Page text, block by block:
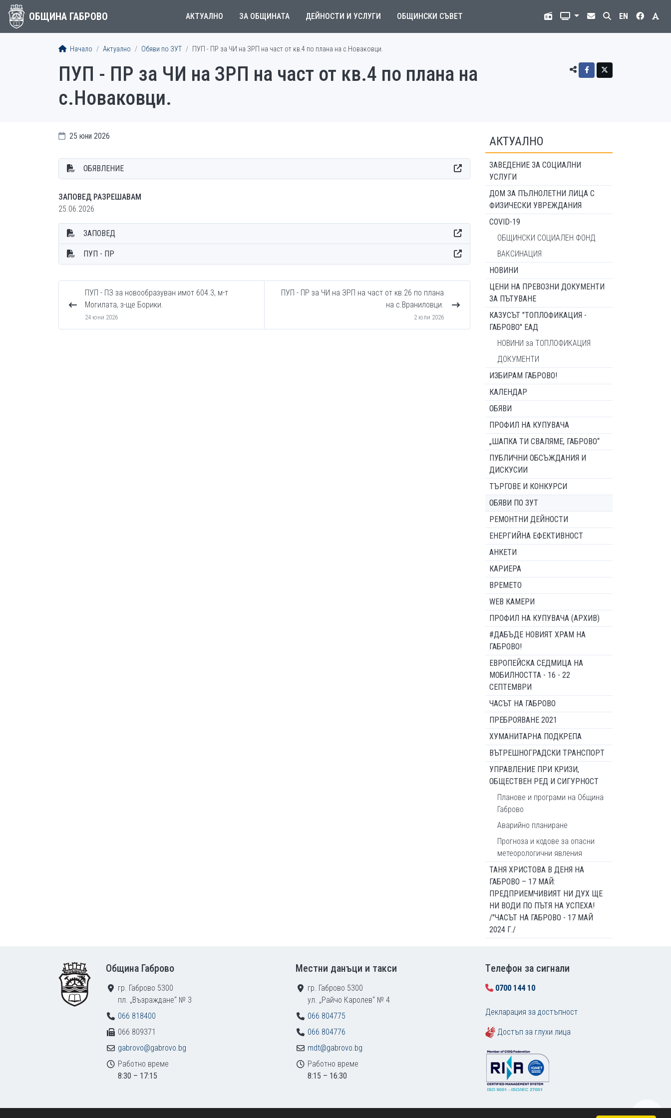
ОБЩИНА ГАБРОВО АКТУАЛНО ЗА ОБЩИНАТА ДЕЙНОСТИ И УСЛУГИ ОБЩИНСКИ СЪВЕТ EN
Начало Актуално Обяви по ЗУТ ПУП - ПР за ЧИ на ЗРП на част от кв.4 по плана на с.Новаковци.
ПУП - ПР за ЧИ на ЗРП на част от кв.4 по плана на
с.Новаковци.
25 юни 2026
ОБЯВЛЕНИЕ
ЗАПОВЕД РАЗРЕШАВАМ
25.06.2026
ЗАПОВЕД
ПУП - ПР
ПУП - ПЗ за новообразуван имот 604.3, м-т
Могилата, з-ще Борики.
24 юни 2026
ПУП - ПР за ЧИ на ЗРП на част от кв.26 по плана
на с.Враниловци.
2 юли 2026
АКТУАЛНО
ЗАВЕДЕНИЕ ЗА СОЦИАЛНИ
УСЛУГИ
ДОМ ЗА ПЪЛНОЛЕТНИ ЛИЦА С
ФИЗИЧЕСКИ УВРЕЖДАНИЯ
COVID-19
ОБЩИНСКИ СОЦИАЛЕН ФОНД
ВАКСИНАЦИЯ
НОВИНИ
ЦЕНИ НА ПРЕВОЗНИ ДОКУМЕНТИ
ЗА ПЪТУВАНЕ
КАЗУСЪТ "ТОПЛОФИКАЦИЯ -
ГАБРОВО" ЕАД
НОВИНИ за ТОПЛОФИКАЦИЯ
ДОКУМЕНТИ
ИЗБИРАМ ГАБРОВО!
КАЛЕНДАР
ОБЯВИ
ПРОФИЛ НА КУПУВАЧА
„ШАПКА ТИ СВАЛЯМЕ, ГАБРОВО“
ПУБЛИЧНИ ОБСЪЖДАНИЯ И
ДИСКУСИИ
ТЪРГОВЕ И КОНКУРСИ
ОБЯВИ ПО ЗУТ
РЕМОНТНИ ДЕЙНОСТИ
ЕНЕРГИЙНА ЕФЕКТИВНОСТ
АНКЕТИ
КАРИЕРА
ВРЕМЕТО
WEB КАМЕРИ
ПРОФИЛ НА КУПУВАЧА (АРХИВ)
#ДАБЪДЕ НОВИЯТ ХРАМ НА
ГАБРОВО!
ЕВРОПЕЙСКА СЕДМИЦА НА
МОБИЛНОСТТА - 16 - 22
СЕПТЕМВРИ
ЧАСЪТ НА ГАБРОВО
ПРЕБРОЯВАНЕ 2021
ХУМАНИТАРНА ПОДКРЕПА
ВЪТРЕШНОГРАДСКИ ТРАНСПОРТ
УПРАВЛЕНИЕ ПРИ КРИЗИ,
ОБЩЕСТВЕН РЕД И СИГУРНОСТ
Планове и програми на Община
Габрово
Аварийно планиране
Прогноза и кодове за опасни
метеорологични явления
ТАНЯ ХРИСТОВА В ДЕНЯ НА
ГАБРОВО – 17 МАЙ:
ПРЕДПРИЕМЧИВИЯТ НИ ДУХ ЩЕ
НИ ВОДИ ПО ПЪТЯ НА УСПЕХА!
/"ЧАСЪТ НА ГАБРОВО - 17 МАЙ
2024 Г./
Община Габрово
гр. Габрово 5300
пл. „Възраждане“ № 3
066 818400
066 809371
gabrovo@gabrovo.bg
Работно време
8:30 – 17:15
Местни данъци и такси
гр. Габрово 5300
ул. „Райчо Каролев“ № 4
066 804775
066 804776
mdt@gabrovo.bg
Работно време
8:15 – 16:30
Tелефон за сигнали
0700 144 10
Декларация за достъпност
Достъп за глухи лица